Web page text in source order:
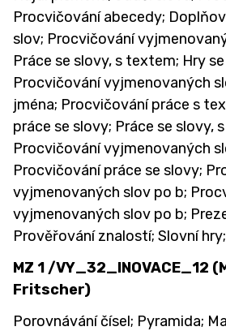
Školní klub
Zájmové kroužky a Zdravý pohyb
JÍDELNA
SVĚT VZDĚLÁNÍ
Procvičování abecedy;
slov; Procvičování
Práce se slovy, s textem; Hry
Procvičování vyjmenovaných
jména; Procvičování práce s
práce se slovy; Práce se slovy,
Procvičování vyjmenovaných
Procvičování práce se slovy;
vyjmenovaných slov po b;
vyjmenovaných slov po b;
Prověřování znalostí; Slovní
MZ 1 /VY_32_INOVACE_12
Fritscher)
Porovnávání čísel; Pyramida;